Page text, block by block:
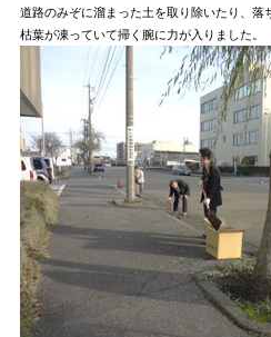
道路のみぞに溜まった土を取り除いたり、落
枯葉が凍っていて掃く腕に力が入りました